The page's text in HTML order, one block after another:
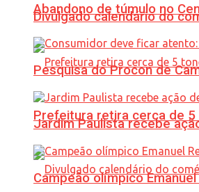
Abandono de túmulo no
Prefeitura retira cerca de
Divulgado calendário do
Pesquisa do Procon de
Jardim Paulista recebe
Campeão olímpico